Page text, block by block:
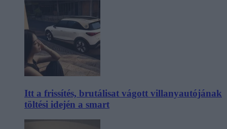
Itt a frissítés, brutálisat vágott villanyautójának
töltési idején a smart